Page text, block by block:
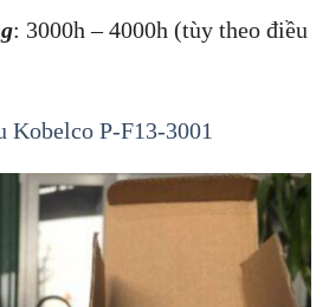
: 3000h – 4000h (tùy theo điều
Kobelco P-F13-3001